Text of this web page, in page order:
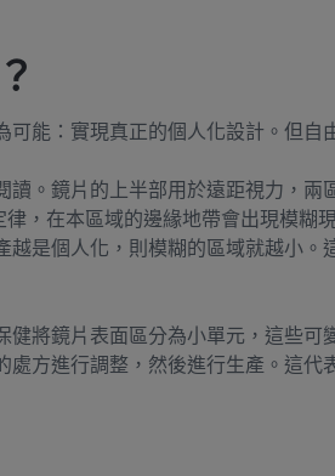
能：實現真正的個人化設計。但自
讀。鏡片的上半部用於遠距視力，
，在本區域的邊緣地帶會出現模糊
是個人化，則模糊的區域就越小。
將鏡片表面區分為小單元，這些可
方進行調整，然後進行生產。這代